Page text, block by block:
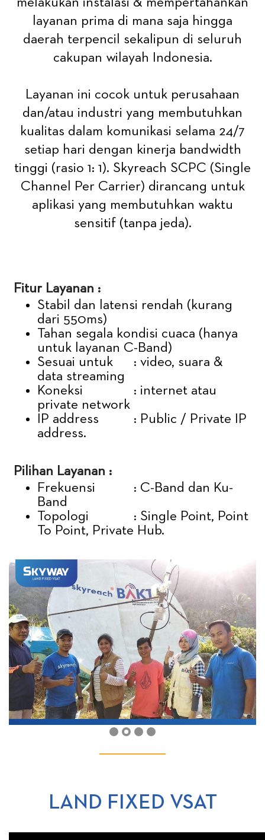
layanan prima di mana saja hingga
daerah terpencil sekalipun di seluruh
cakupan wilayah Indonesia.
Layanan ini cocok untuk perusahaan
dan/atau industri yang membutuhkan
kualitas dalam komunikasi selama 24/7
setiap hari dengan kinerja bandwidth
tinggi (rasio 1: 1). Skyreach SCPC (Single
Channel Per Carrier) dirancang untuk
aplikasi yang membutuhkan waktu
sensitif (tanpa jeda).
Fitur Layanan :
Stabil dan latensi rendah (kurang
dari 550ms)
Tahan segala kondisi cuaca (hanya
untuk layanan C-Band)
Sesuai untuk
: video, suara &
data streaming
Koneksi
: internet atau
private network
IP address
: Public / Private IP
address.
Pilihan Layanan :
Frekuensi
: C-Band dan Ku-
Band
Topologi
: Single Point, Point
To Point, Private Hub.
Previous Next
LAND FIXED VSAT